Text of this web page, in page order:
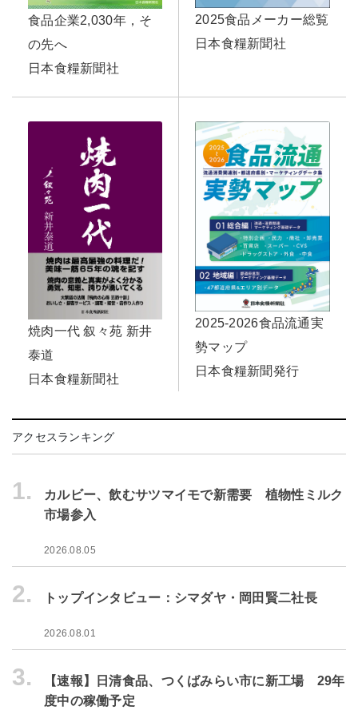
食品企業2,030年，そ
の先へ
日本食糧新聞社
2025食品メーカー総覧
日本食糧新聞社
焼肉一代 叙々苑 新井
泰道
日本食糧新聞社
2025-2026食品流通実
勢マップ
日本食糧新聞発行
アクセスランキング
1.
カルビー、飲むサツマイモで新需要 植物性ミルク
市場参入
2026.08.05
2. トップインタビュー：シマダヤ・岡田賢二社長
2026.08.01
3.
【速報】日清食品、つくばみらい市に新工場 29年
度中の稼働予定